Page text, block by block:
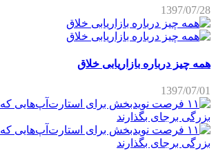
1397/07/28
همه چیز درباره بازاریابی خلاق
1397/07/01